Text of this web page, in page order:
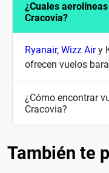
¿Cuales
Cracovia?
Ryanair, Wizz Airy
ofrecen vuelos
¿Cómo encontrar
Cracovia?
También te